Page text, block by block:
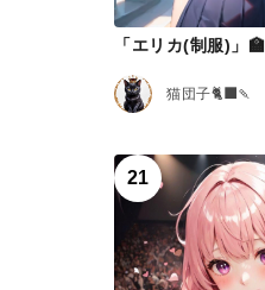
「エリカ(制服)」🏫
猫団子🐈‍⬛🍡
21